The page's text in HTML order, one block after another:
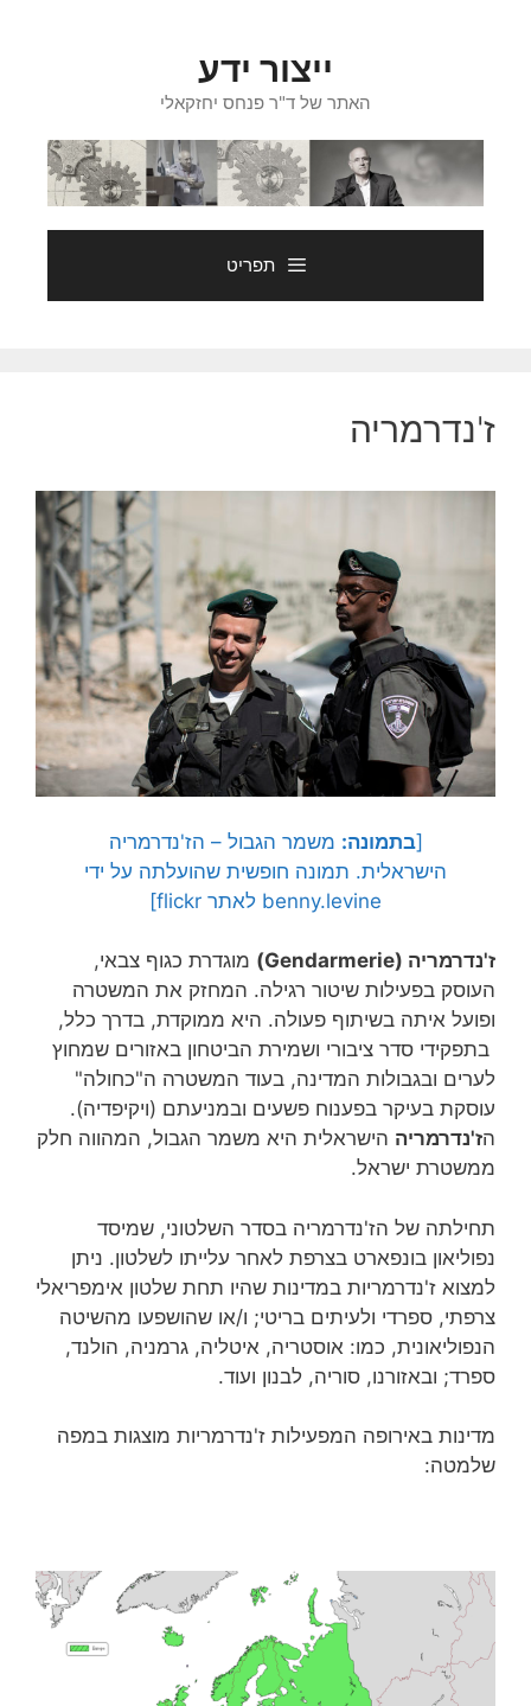
ייצור ידע
האתר של ד"ר פנחס יחזקאלי
תפריט
ז'נדרמריה
[בתמונה: משמר הגבול – הז'נדרמריה
הישראלית. תמונה חופשית שהועלתה על ידי
benny.levine לאתר flickr]
ז'נדרמריה (Gendarmerie)
מוגדרת כגוף צבאי,
העוסק בפעילות שיטור רגילה. המחזק את המשטרה
ופועל איתה בשיתוף פעולה. היא ממוקדת, בדרך כלל,
בתפקידי סדר ציבורי ושמירת הביטחון באזורים שמחוץ
לערים ובגבולות המדינה, בעוד המשטרה ה"כחולה"
עוסקת בעיקר בפענוח פשעים ובמניעתם (ויקיפדיה).
הז'נדרמריה הישראלית היא משמר הגבול, המהווה חלק
ממשטרת ישראל.
תחילתה של הז'נדרמריה בסדר השלטוני, שמיסד
נפוליאון בונפארט בצרפת לאחר עלייתו לשלטון. ניתן
למצוא ז'נדרמריות במדינות שהיו תחת שלטון אימפריאלי
צרפתי, ספרדי ולעיתים בריטי; ו/או שהושפעו מהשיטה
הנפוליאונית, כמו: אוסטריה, איטליה, גרמניה, הולנד,
ספרד; ובאזורנו, סוריה, לבנון ועוד.
מדינות באירופה המפעילות ז'נדרמריות מוצגות במפה
שלמטה: